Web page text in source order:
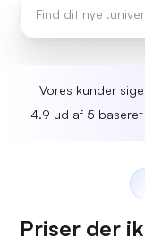
Vores kunder
4.9 ud af 5
Priser der